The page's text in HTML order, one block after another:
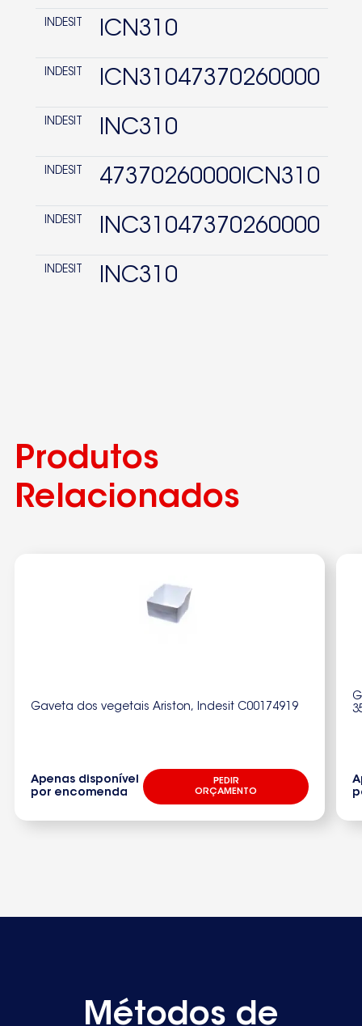
INDESIT ICN310
INDESIT ICN31047370260000
INDESIT INC310
INDESIT 47370260000ICN310
INDESIT INC31047370260000
INDESIT INC310
Produtos
Relacionados
Gaveta dos vegetais Ariston, Indesit C00174919
Apenas disponível
por encomenda
PEDIR
ORÇAMENTO
Métodos de